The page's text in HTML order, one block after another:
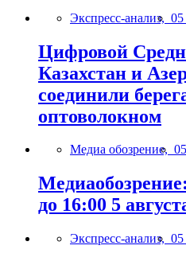
Экспресс-анализ, 05
Цифровой
Казахстан и
соединили
оптоволокном
Медиа обозрение,
до 16:00 5
Экспресс-анализ, 05